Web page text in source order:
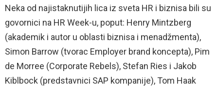
Neka od najistaknutijih lica iz sveta HR i biznisa bili su
govornici na HR Week-u, poput: Henry Mintzberg
(akademik i autor u oblasti biznisa i menadžmenta),
Simon Barrow (tvorac Employer brand koncepta), Pim
de Morree (Corporate Rebels), Stefan Ries i Jakob
Kiblbock (predstavnici SAP kompanije), Tom Haak